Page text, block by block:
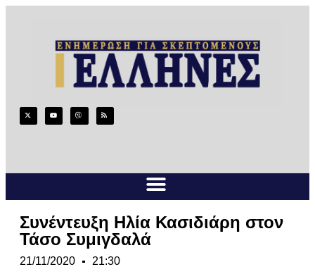
Συνέντευξη Ηλία Κασιδιάρη στον
Τάσο Συμιγδαλά
21/11/2020 21:30